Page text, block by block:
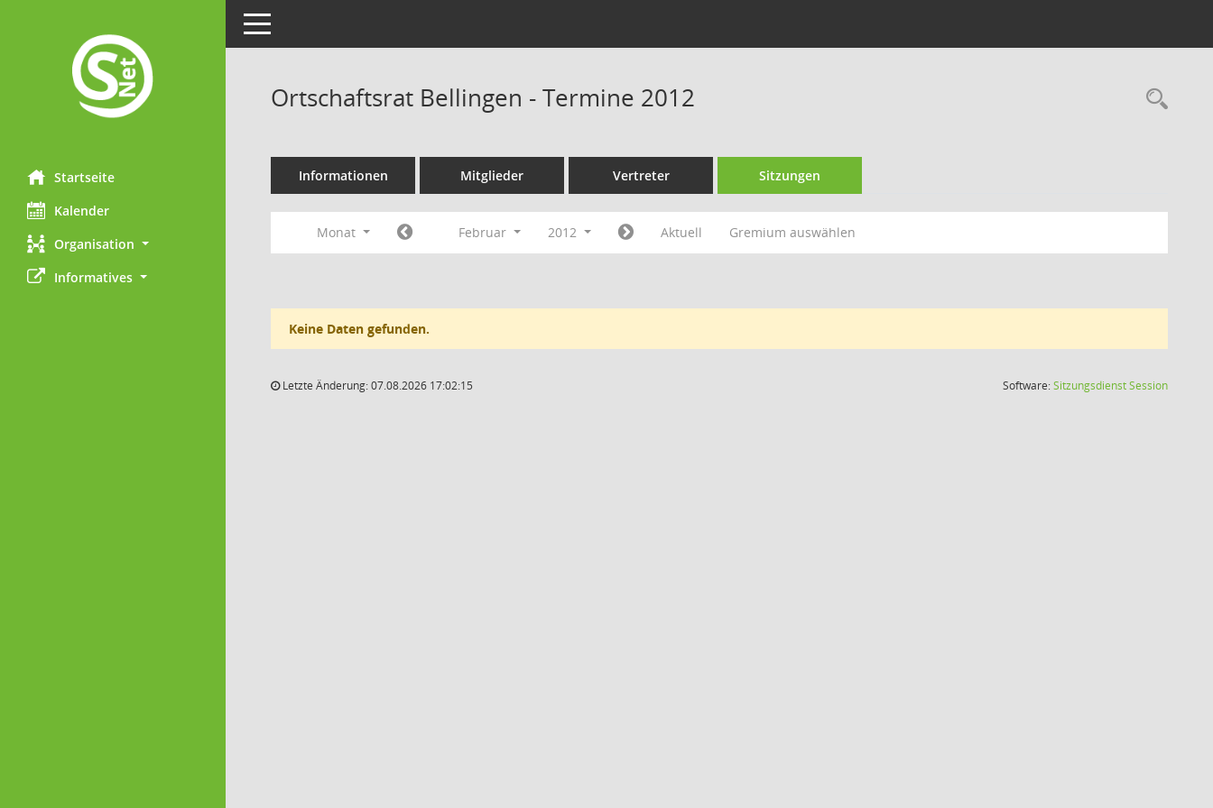
Startseite
Kalender
Organisation
Informatives
Toggle navigation
Ortschaftsrat Bellingen - Termine 2012
Informationen Mitglieder Vertreter Sitzungen
Monat Februar 2012 Aktuell Gremium auswählen
Keine Daten gefunden.
Letzte Änderung: 07.08.2026 17:02:15 Software:SitzungsdienstSession(Wird in